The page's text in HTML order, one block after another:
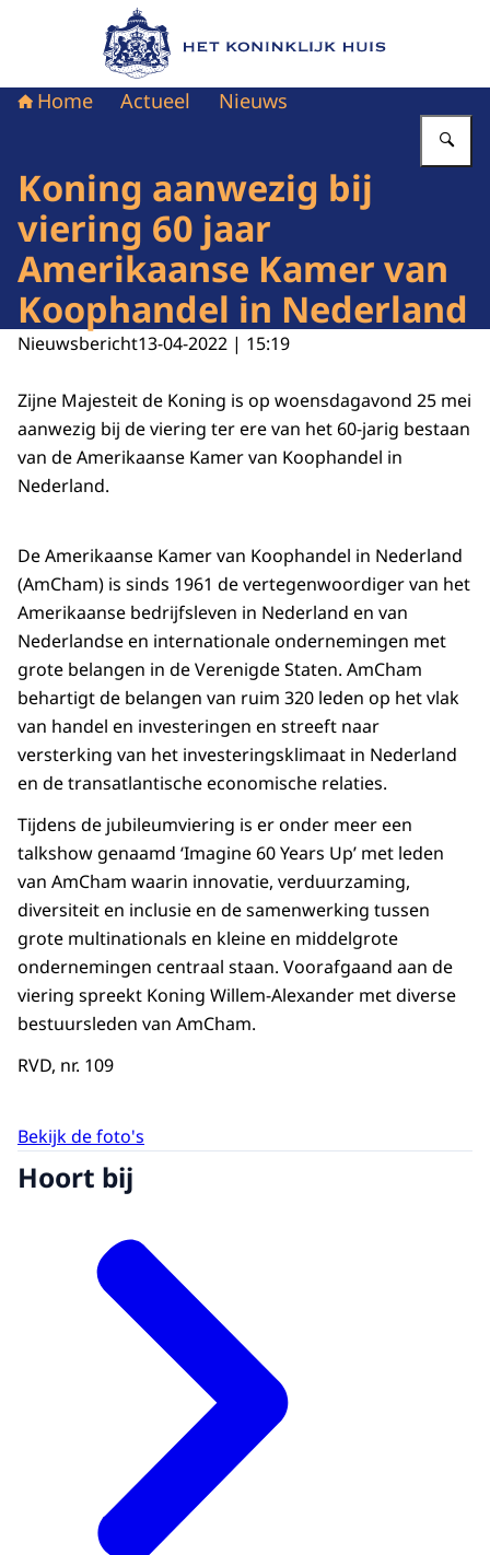
Naar de homepage van Het Koninklijk Huis
Home Actueel Nieuws
Koning aanwezig bij
viering 60 jaar
Amerikaanse Kamer van
Koophandel in Nederland
Nieuwsbericht13-04-2022 | 15:19
Zijne Majesteit de Koning is op woensdagavond 25 mei
aanwezig bij de viering ter ere van het 60-jarig bestaan
van de Amerikaanse Kamer van Koophandel in
Nederland.
De Amerikaanse Kamer van Koophandel in Nederland
(AmCham) is sinds 1961 de vertegenwoordiger van het
Amerikaanse bedrijfsleven in Nederland en van
Nederlandse en internationale ondernemingen met
grote belangen in de Verenigde Staten. AmCham
behartigt de belangen van ruim 320 leden op het vlak
van handel en investeringen en streeft naar
versterking van het investeringsklimaat in Nederland
en de transatlantische economische relaties.
Tijdens de jubileumviering is er onder meer een
talkshow genaamd ‘Imagine 60 Years Up’ met leden
van AmCham waarin innovatie, verduurzaming,
diversiteit en inclusie en de samenwerking tussen
grote multinationals en kleine en middelgrote
ondernemingen centraal staan. Voorafgaand aan de
viering spreekt Koning Willem-Alexander met diverse
bestuursleden van AmCham.
RVD, nr. 109
Bekijk de foto's
Hoort bij